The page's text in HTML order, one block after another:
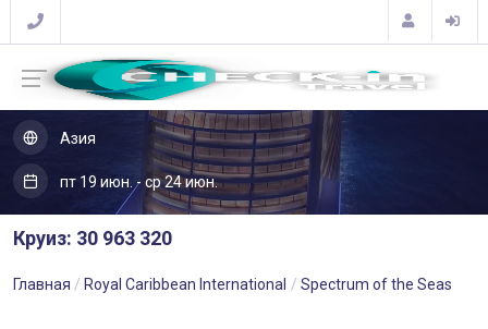
Азия
пт 19 июн. - ср 24 июн.
Круиз: 30 963 320
Главная Royal Caribbean International Spectrum of the Seas